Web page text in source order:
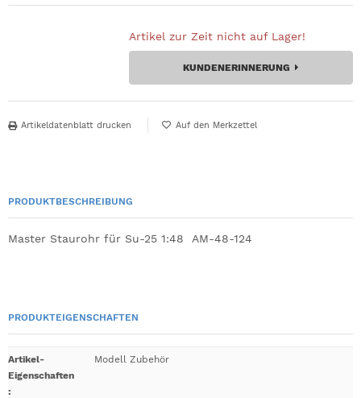
Artikel zur Zeit nicht auf Lager!
KUNDENERINNERUNG
Artikeldatenblatt drucken
PRODUKTBESCHREIBUNG
Master Staurohr für Su-25 1:48 AM-48-124
PRODUKTEIGENSCHAFTEN
Artikel-
Eigenschaften
:
Modell Zubehör